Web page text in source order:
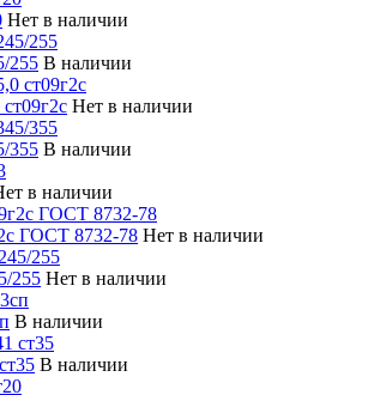
Нет в наличии
255 В наличии
Нет в наличии
355 В наличии
в наличии
ГОСТ 8732-78 Нет в наличии
255 Нет в наличии
В наличии
В наличии